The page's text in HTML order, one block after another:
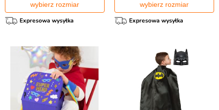
wybierz rozmiar
Expresowa wysyłka
wybierz rozmiar
Expresowa wysyłka